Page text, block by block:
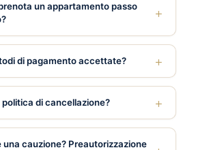
un appartamento passo
di pagamento accettate?
politica di cancellazione?
una cauzione? Preautorizzazione